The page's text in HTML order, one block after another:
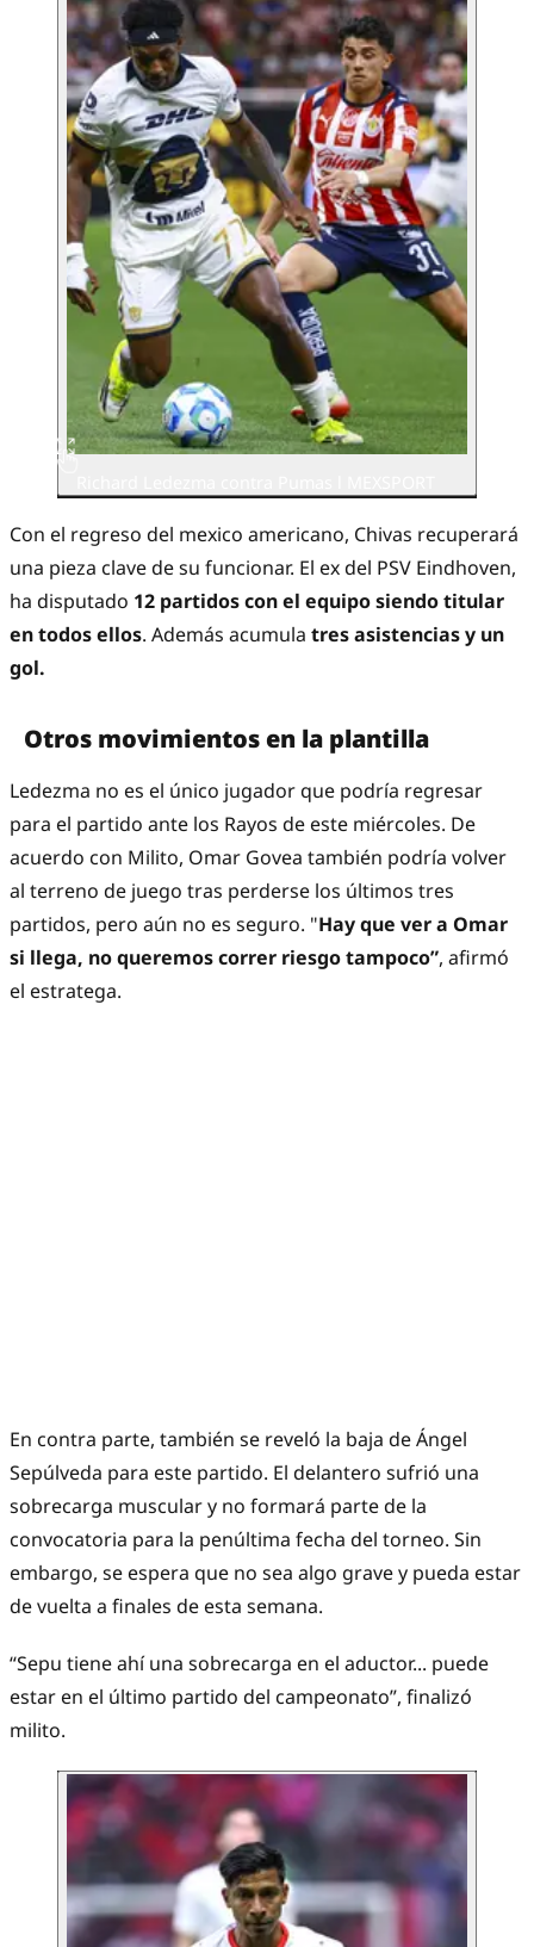
Con el regreso del mexico americano, Chivas recuperará
una pieza clave de su funcionar. El ex del PSV Eindhoven,
ha disputado 12 partidos con el equipo siendo titular
en todos ellos. Además acumula tres asistencias y un
gol.
Otros movimientos en la plantilla
Ledezma no es el único jugador que podría regresar
para el partido ante los Rayos de este miércoles. De
acuerdo con Milito, Omar Govea también podría volver
al terreno de juego tras perderse los últimos tres
partidos, pero aún no es seguro. "Hay que ver a Omar
si llega, no queremos correr riesgo tampoco”, afirmó
el estratega.
En contra parte, también se reveló la baja de Ángel
Sepúlveda para este partido. El delantero sufrió una
sobrecarga muscular y no formará parte de la
convocatoria para la penúltima fecha del torneo. Sin
embargo, se espera que no sea algo grave y pueda estar
de vuelta a finales de esta semana.
“Sepu tiene ahí una sobrecarga en el aductor... puede
estar en el último partido del campeonato”, finalizó
milito.